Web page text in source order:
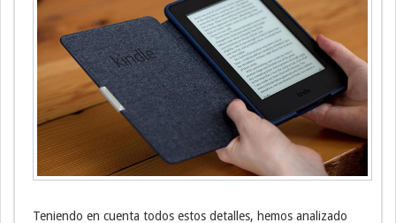
Teniendo en cuenta todos estos detalles, hemos analizado